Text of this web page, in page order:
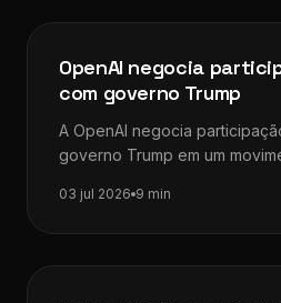
Dicas de SEO
OpenAI negocia
com governo Trump
A OpenAI negocia
governo Trump em um
03 jul 2026 9 min